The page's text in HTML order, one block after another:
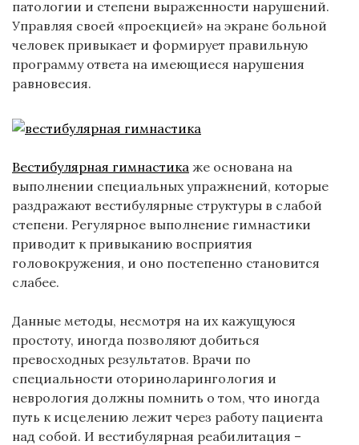
патологии и степени выраженности нарушений.
Управляя своей «проекцией» на экране больной
человек привыкает и формирует правильную
программу ответа на имеющиеся нарушения
равновесия.
Вестибулярная гимнастика же основана на
выполнении специальных упражнений, которые
раздражают вестибулярные структуры в слабой
степени. Регулярное выполнение гимнастики
приводит к привыканию восприятия
головокружения, и оно постепенно становится
слабее.
Данные методы, несмотря на их кажущуюся
простоту, иногда позволяют добиться
превосходных результатов. Врачи по
специальности оториноларингология и
неврология должны помнить о том, что иногда
путь к исцелению лежит через работу пациента
над собой. И вестибулярная реабилитация –